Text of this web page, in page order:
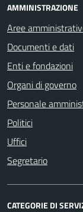
AMMINISTRAZIONE
Aree
Documenti e dati
Enti e fondazioni
Organi di governo
Personale
Politici
Uffici
Segretario
CATEGORIE DI